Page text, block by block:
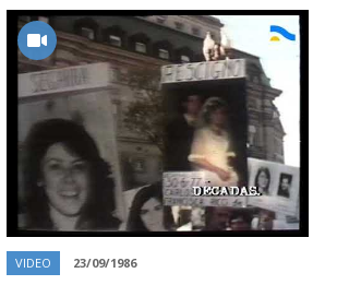
VIDEO 23/09/1986